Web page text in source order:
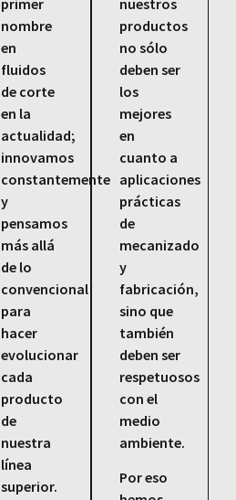
primer
nombre
en
fluidos
de corte
en la
actualidad;
innovamos
constantemente
y
pensamos
más allá
de lo
convencional
para
hacer
evolucionar
cada
producto
de
nuestra
línea
superior.
nuestros
productos
no sólo
deben ser
los
mejores
en
cuanto a
aplicaciones
prácticas
de
mecanizado
y
fabricación,
sino que
también
deben ser
respetuosos
con el
medio
ambiente.
Por eso